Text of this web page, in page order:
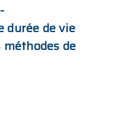
durée de vie
méthodes de